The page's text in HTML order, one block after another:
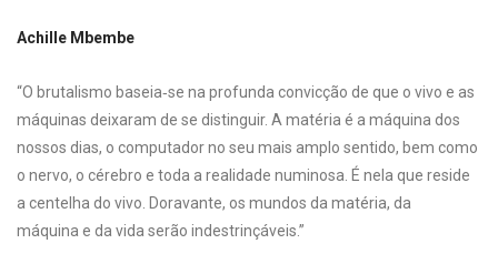
Achille Mbembe
“O brutalismo baseia‑se na profunda convicção de que o vivo e as
máquinas deixaram de se distinguir. A matéria é a máquina dos
nossos dias, o computador no seu mais amplo sentido, bem como
o nervo, o cérebro e toda a realidade numinosa. É nela que reside
a centelha do vivo. Doravante, os mundos da matéria, da
máquina e da vida serão indestrinçáveis.”